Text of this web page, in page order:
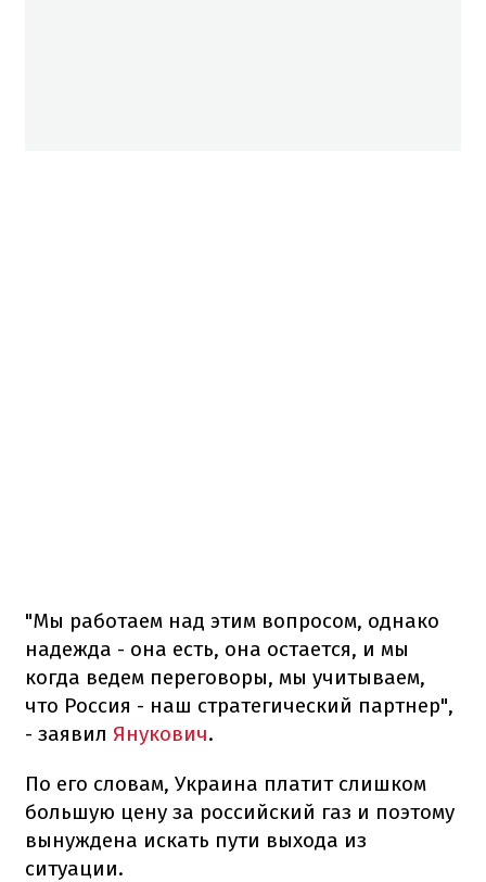
"Мы работаем над этим вопросом, однако
надежда - она есть​​, она остается, и мы
когда ведем переговоры, мы учитываем,
что Россия - наш стратегический партнер",
- заявил Янукович.
По его словам, Украина платит слишком
большую цену за российский газ и поэтому
вынуждена искать пути выхода из
ситуации.